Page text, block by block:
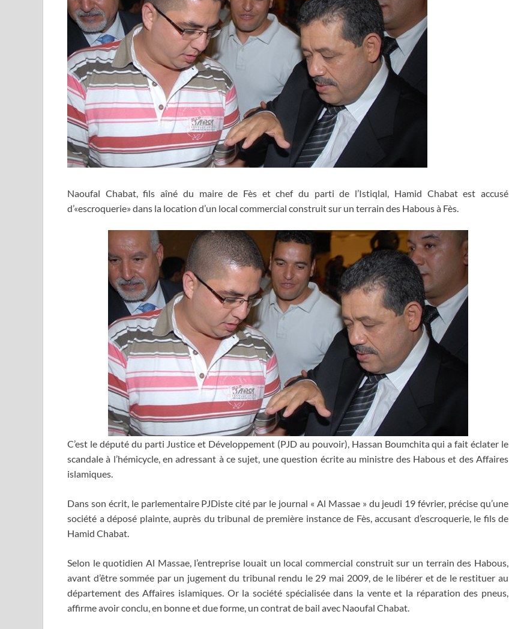
Naoufal Chabat, fils aîné du maire de Fès et chef du parti de l’Istiqlal, Hamid Chabat est accusé
d’«escroquerie» dans la location d’un local commercial construit sur un terrain des Habous à Fès.
C’est le député du parti Justice et Développement (PJD au pouvoir), Hassan Boumchita qui a fait éclater le
scandale à l’hémicycle, en adressant à ce sujet, une question écrite au ministre des Habous et des Affaires
islamiques.
Dans son écrit, le parlementaire PJDiste cité par le journal « Al Massae » du jeudi 19 février, précise qu’une
société a déposé plainte, auprès du tribunal de première instance de Fès, accusant d’escroquerie, le fils de
Hamid Chabat.
Selon le quotidien Al Massae, l’entreprise louait un local commercial construit sur un terrain des Habous,
avant d’être sommée par un jugement du tribunal rendu le 29 mai 2009, de le libérer et de le restituer au
département des Affaires islamiques. Or la société spécialisée dans la vente et la réparation des pneus,
affirme avoir conclu, en bonne et due forme, un contrat de bail avec Naoufal Chabat.